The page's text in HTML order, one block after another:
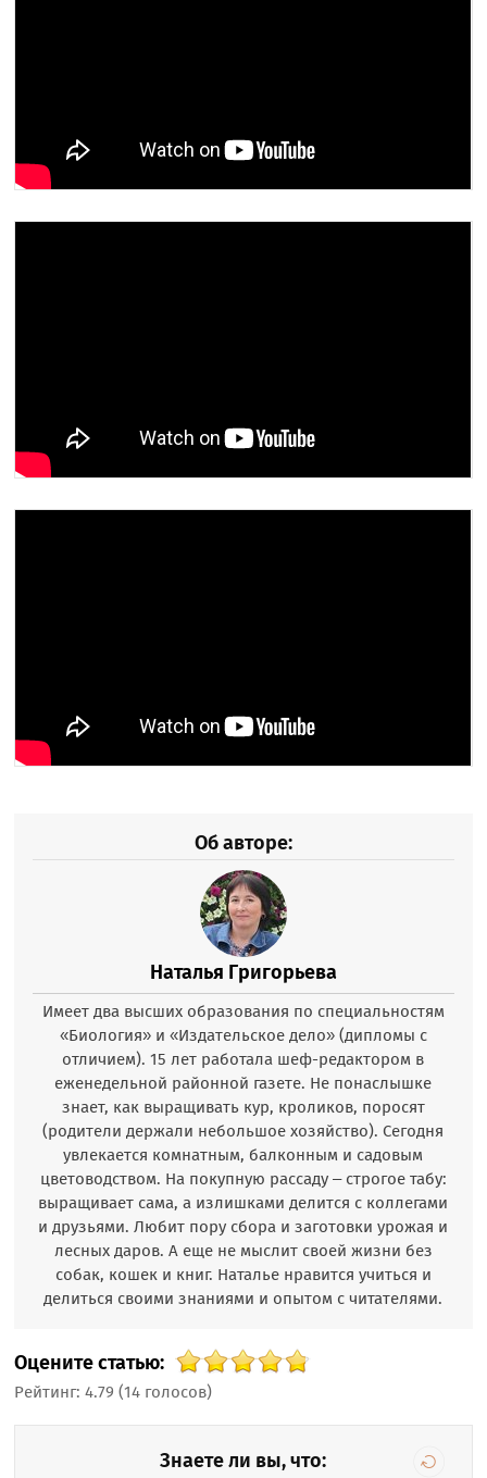
Об авторе:
Наталья Григорьева
Имеет два высших образования по специальностям
«Биология» и «Издательское дело» (дипломы с
отличием). 15 лет работала шеф-редактором в
еженедельной районной газете. Не понаслышке
знает, как выращивать кур, кроликов, поросят
(родители держали небольшое хозяйство). Сегодня
увлекается комнатным, балконным и садовым
цветоводством. На покупную рассаду – строгое табу:
выращивает сама, а излишками делится с коллегами
и друзьями. Любит пору сбора и заготовки урожая и
лесных даров. А еще не мыслит своей жизни без
собак, кошек и книг. Наталье нравится учиться и
делиться своими знаниями и опытом с читателями.
Оцените статью:
Рейтинг:4.79 (14 голосов)
Знаете ли вы, что: